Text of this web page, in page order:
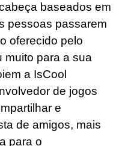
baseados em
pessoas passarem
oferecido pelo
muito para a sua
a IsCool
de jogos
e
de amigos, mais
para o